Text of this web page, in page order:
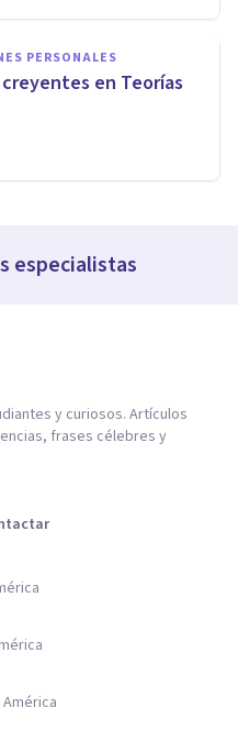
PERSONALES
en Teorías
especialistas
y curiosos. Artículos
frases célebres y